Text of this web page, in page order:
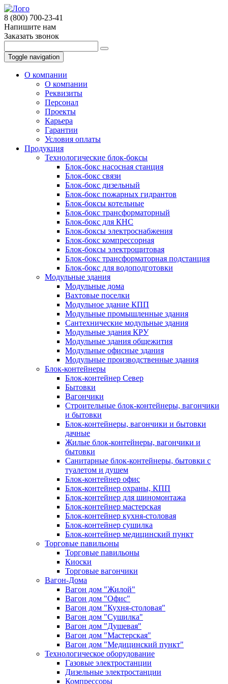
8 (800) 700-23-41
Напишите нам
Заказать звонок
Toggle navigation
О компании
О компании
Реквизиты
Персонал
Проекты
Карьера
Гарантии
Условия оплаты
Продукция
Технологические блок-боксы
Блок-бокс насосная станция
Блок-бокс связи
Блок-бокс дизельный
Блок-бокс пожарных гидрантов
Блок-боксы котельные
Блок-бокс трансформаторный
Блок-бокс для КНС
Блок-боксы электроснабжения
Блок-бокс компрессорная
Блок-боксы электрощитовая
Блок-бокс трансформаторная подстанция
Блок-бокс для водоподготовки
Модульные здания
Модульные дома
Вахтовые поселки
Модульное здание КПП
Модульные промышленные здания
Сантехнические модульные здания
Модульные здания КРУ
Модульные здания общежития
Модульные офисные здания
Модульные производственные здания
Блок-контейнеры
Блок-контейнер Север
Бытовки
Вагончики
Строительные блок-контейнеры, вагончики
и бытовки
Блок-контейнеры, вагончики и бытовки
дачные
Жилые блок-контейнеры, вагончики и
бытовки
Санитарные блок-контейнеры, бытовки с
туалетом и душем
Блок-контейнер офис
Блок-контейнер охраны, КПП
Блок-контейнер для шиномонтажа
Блок-контейнер мастерская
Блок-контейнер кухня-столовая
Блок-контейнер сушилка
Блок-контейнер медицинский пункт
Торговые павильоны
Торговые павильоны
Киоски
Торговые вагончики
Вагон-Дома
Вагон дом "Жилой"
Вагон дом "Офис"
Вагон дом "Кухня-столовая"
Вагон дом "Сушилка"
Вагон дом "Душевая"
Вагон дом "Мастерская"
Вагон дом "Медицинский пункт"
Технологическое оборудование
Газовые электростанции
Дизельные электростанции
Компрессоры